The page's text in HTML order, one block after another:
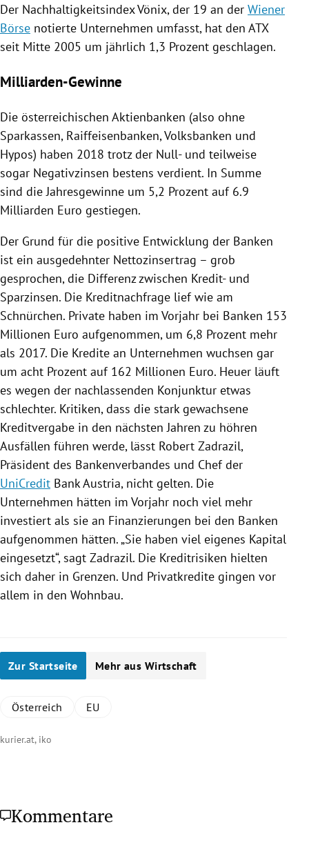
Der Nachhaltigkeitsindex Vönix, der 19 an der Wiener
Börse notierte Unternehmen umfasst, hat den ATX
seit Mitte 2005 um jährlich 1,3 Prozent geschlagen.
Milliarden-Gewinne
Die österreichischen Aktienbanken (also ohne
Sparkassen, Raiffeisenbanken, Volksbanken und
Hypos) haben 2018 trotz der Null- und teilweise
sogar Negativzinsen bestens verdient. In Summe
sind die Jahresgewinne um 5,2 Prozent auf 6.9
Milliarden Euro gestiegen.
Der Grund für die positive Entwicklung der Banken
ist ein ausgedehnter Nettozinsertrag – grob
gesprochen, die Differenz zwischen Kredit- und
Sparzinsen. Die Kreditnachfrage lief wie am
Schnürchen. Private haben im Vorjahr bei Banken 153
Millionen Euro aufgenommen, um 6,8 Prozent mehr
als 2017. Die Kredite an Unternehmen wuchsen gar
um acht Prozent auf 162 Millionen Euro. Heuer läuft
es wegen der nachlassenden Konjunktur etwas
schlechter. Kritiken, dass die stark gewachsene
Kreditvergabe in den nächsten Jahren zu höhren
Ausfällen führen werde, lässt Robert Zadrazil,
Präsident des Bankenverbandes und Chef der
UniCredit Bank Austria, nicht gelten. Die
Unternehmen hätten im Vorjahr noch viel mehr
investiert als sie an Finanzierungen bei den Banken
aufgenommen hätten. „Sie haben viel eigenes Kapital
eingesetzt“, sagt Zadrazil. Die Kreditrisiken hielten
sich daher in Grenzen. Und Privatkredite gingen vor
allem in den Wohnbau.
Zur Startseite Mehr aus Wirtschaft
Österreich EU
kurier.at, iko
Kommentare